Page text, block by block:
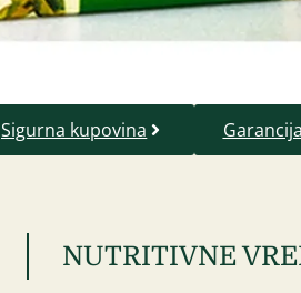
Sigurna kupovina
NUTRITIVNE